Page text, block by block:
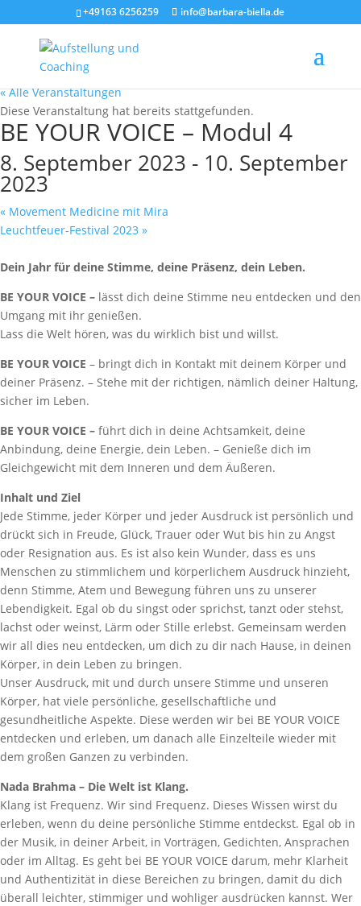
+49163 6256259 info@barbara-biella.de
« Alle Veranstaltungen
Diese Veranstaltung hat bereits stattgefunden.
BE YOUR VOICE – Modul 4
8. September 2023 - 10. September
2023
« Movement Medicine mit Mira
Leuchtfeuer-Festival 2023 »
Dein Jahr für deine Stimme, deine Präsenz, dein Leben.
BE YOUR VOICE – lässt dich deine Stimme neu entdecken und den
Umgang mit ihr genießen.
Lass die Welt hören, was du wirklich bist und willst.
BE YOUR VOICE – bringt dich in Kontakt mit deinem Körper und
deiner Präsenz. – Stehe mit der richtigen, nämlich deiner Haltung,
sicher im Leben.
BE YOUR VOICE – führt dich in deine Achtsamkeit, deine
Anbindung, deine Energie, dein Leben. – Genieße dich im
Gleichgewicht mit dem Inneren und dem Äußeren.
Inhalt und Ziel
Jede Stimme, jeder Körper und jeder Ausdruck ist persönlich und
drückt sich in Freude, Glück, Trauer oder Wut bis hin zu Angst
oder Resignation aus. Es ist also kein Wunder, dass es uns
Menschen zu stimmlichem und körperlichem Ausdruck hinzieht,
denn Stimme, Atem und Bewegung führen uns zu unserer
Lebendigkeit. Egal ob du singst oder sprichst, tanzt oder stehst,
lachst oder weinst, Lärm oder Stille erlebst. Gemeinsam werden
wir all dies neu entdecken, um dich zu dir nach Hause, in deinen
Körper, in dein Leben zu bringen.
Unser Ausdruck, mit und durch unsere Stimme und unseren
Körper, hat viele persönliche, gesellschaftliche und
gesundheitliche Aspekte. Diese werden wir bei BE YOUR VOICE
entdecken und erleben, um danach alle Einzelteile wieder mit
dem großen Ganzen zu verbinden.
Nada Brahma – Die Welt ist Klang.
Klang ist Frequenz. Wir sind Frequenz. Dieses Wissen wirst du
erleben, wenn du deine persönliche Stimme entdeckst. Egal ob in
der Musik, in deiner Arbeit, in Vorträgen, Gedichten, Ansprachen
oder im Alltag. Es geht bei BE YOUR VOICE darum, mehr Klarheit
und Authentizität in diese Bereichen zu bringen, damit du dich
überall leichter, stimmiger und wohliger ausdrücken kannst. Wer